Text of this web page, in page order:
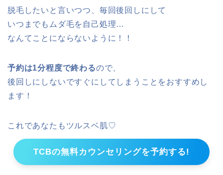
脱毛したいと言いつつ、毎回後回しにして
いつまでもムダ毛を自己処理…
なんてことにならないように！！
予約は1分程度で終わるので、
後回しにしないですぐにしてしまうことをおすすめし
ます！
これであなたもツルスベ肌♡
TCBの無料カウンセリングを予約する!